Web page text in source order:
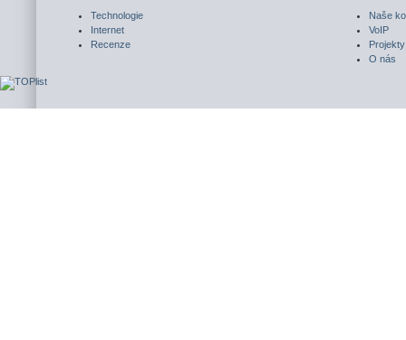
Technologie
Internet
Recenze
Naše
VoIP
Projekty
O nás